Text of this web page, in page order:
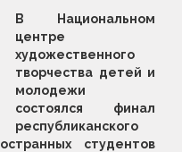
В Национальном
центре
художественного
творчества детей и
молодежи
состоялся финал
республиканского
студентов